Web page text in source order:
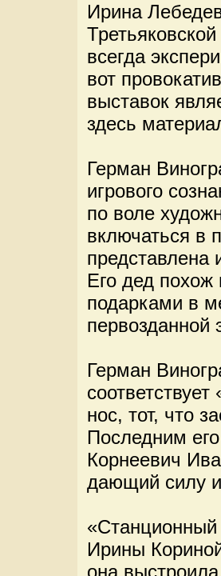
Ирина
всегда
вот
выставок
здесь
Герман
игрового
по воле
включаться в
представлена
Его дед похож
подарками в
первозданной
Герман
нос, тот, что
Последним
Корнеевич
дающий силу
«Станционный
Ирины
она